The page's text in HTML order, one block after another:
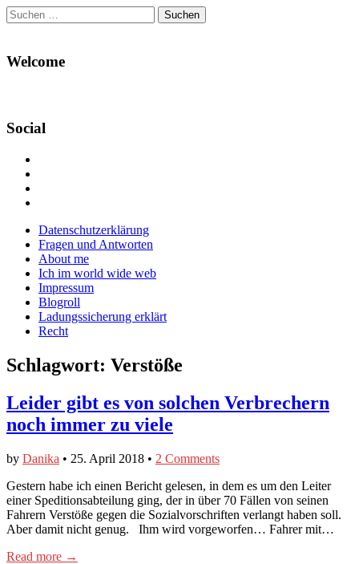
Suchen
nach:
Welcome
Social
Facebook
anzeigen
Twitter
anzeigen
auf
Instagram
anzeigen
Main
menu
Skip
content
Datenschutzerklärung
Fragen und Antworten
About me
Ich im world wide web
Impressum
Blogroll
Ladungssicherung erklärt
Recht
Schlagwort: Verstöße
Leider gibt es von solchen Verbrechern
noch immer zu viele
by Danika • 25. April 2018 • 2 Comments
Gestern habe ich einen Bericht gelesen, in dem es um den Leiter
einer Speditionsabteilung ging, der in über 70 Fällen von seinen
Fahrern Verstöße gegen die Sozialvorschriften verlangt haben soll.
Aber damit nicht genug. Ihm wird vorgeworfen… Fahrer mit…
Read more →